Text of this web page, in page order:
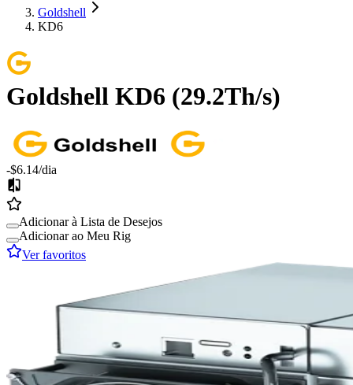
Goldshell
KD6
Goldshell KD6 (29.2Th/s)
-$6.14/dia
Adicionar à Lista de Desejos
Adicionar ao Meu Rig
Ver favoritos